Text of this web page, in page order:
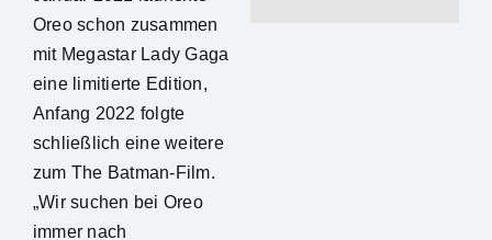
Oreo schon zusammen
mit Megastar Lady Gaga
eine limitierte Edition,
Anfang 2022 folgte
schließlich eine weitere
zum The Batman-Film.
„Wir suchen bei Oreo
immer nach